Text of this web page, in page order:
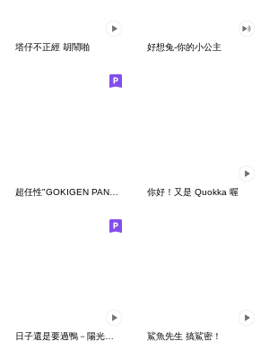
塔仔不正經 胡鬧啪 好想兔-你的小公主
你好！又是 Quokka 喔
鯊魚先生 搞鯊密！